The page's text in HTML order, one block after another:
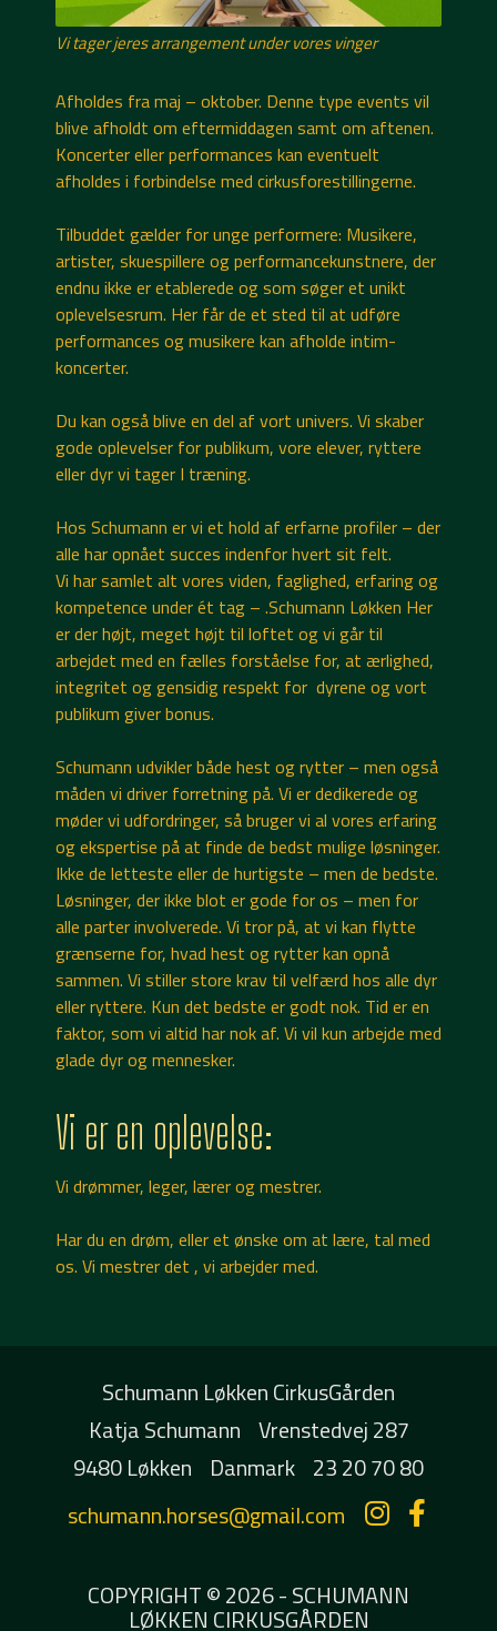
Vi tager jeres arrangement under vores vinger
Afholdes fra maj – oktober. Denne type events vil
blive afholdt om eftermiddagen samt om aftenen.
Koncerter eller performances kan eventuelt
afholdes i forbindelse med cirkusforestillingerne.
Tilbuddet gælder for unge performere: Musikere,
artister, skuespillere og performancekunstnere, der
endnu ikke er etablerede og som søger et unikt
oplevelsesrum. Her får de et sted til at udføre
performances og musikere kan afholde intim-
koncerter.
Du kan også blive en del af vort univers. Vi skaber
gode oplevelser for publikum, vore elever, ryttere
eller dyr vi tager I træning.
Hos Schumann er vi et hold af erfarne profiler – der
alle har opnået succes indenfor hvert sit felt.
Vi har samlet alt vores viden, faglighed, erfaring og
kompetence under ét tag – .Schumann Løkken Her
er der højt, meget højt til loftet og vi går til
arbejdet med en fælles forståelse for, at ærlighed,
integritet og gensidig respekt for dyrene og vort
publikum giver bonus.
Schumann udvikler både hest og rytter – men også
måden vi driver forretning på. Vi er dedikerede og
møder vi udfordringer, så bruger vi al vores erfaring
og ekspertise på at finde de bedst mulige løsninger.
Ikke de letteste eller de hurtigste – men de bedste.
Løsninger, der ikke blot er gode for os – men for
alle parter involverede. Vi tror på, at vi kan flytte
grænserne for, hvad hest og rytter kan opnå
sammen. Vi stiller store krav til velfærd hos alle dyr
eller ryttere. Kun det bedste er godt nok. Tid er en
faktor, som vi altid har nok af. Vi vil kun arbejde med
glade dyr og mennesker.
Vi er en oplevelse:
Vi drømmer, leger, lærer og mestrer.
Har du en drøm, eller et ønske om at lære, tal med
os. Vi mestrer det , vi arbejder med.
Schumann Løkken CirkusGården
Katja Schumann Vrenstedvej 287
9480 Løkken
Danmark 23 20 70 80
schumann.horses@gmail.com
COPYRIGHT © 2026 - SCHUMANN
LØKKEN CIRKUSGÅRDEN